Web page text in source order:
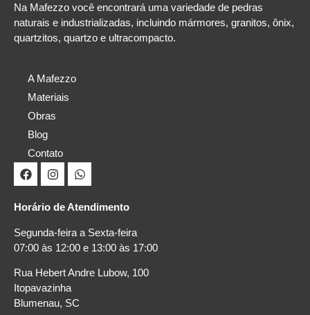
Na Mafezzo você encontrará uma variedade de pedras
naturais e industrializadas, incluindo mármores, granitos, ônix,
quartzitos, quartzo e ultracompacto.
A Mafezzo
Materiais
Obras
Blog
Contato
Horário de Atendimento
Segunda-feira a Sexta-feira
07:00 às 12:00 e 13:00 às 17:00
Rua Hebert Andre Lubow, 100
Itopavazinha
Blumenau, SC